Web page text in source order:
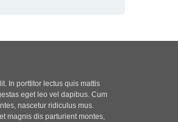
In porttitor lectus quis mattis
eget leo vel dapibus. Cum
nascetur ridiculus mus.
magnis dis parturient montes,